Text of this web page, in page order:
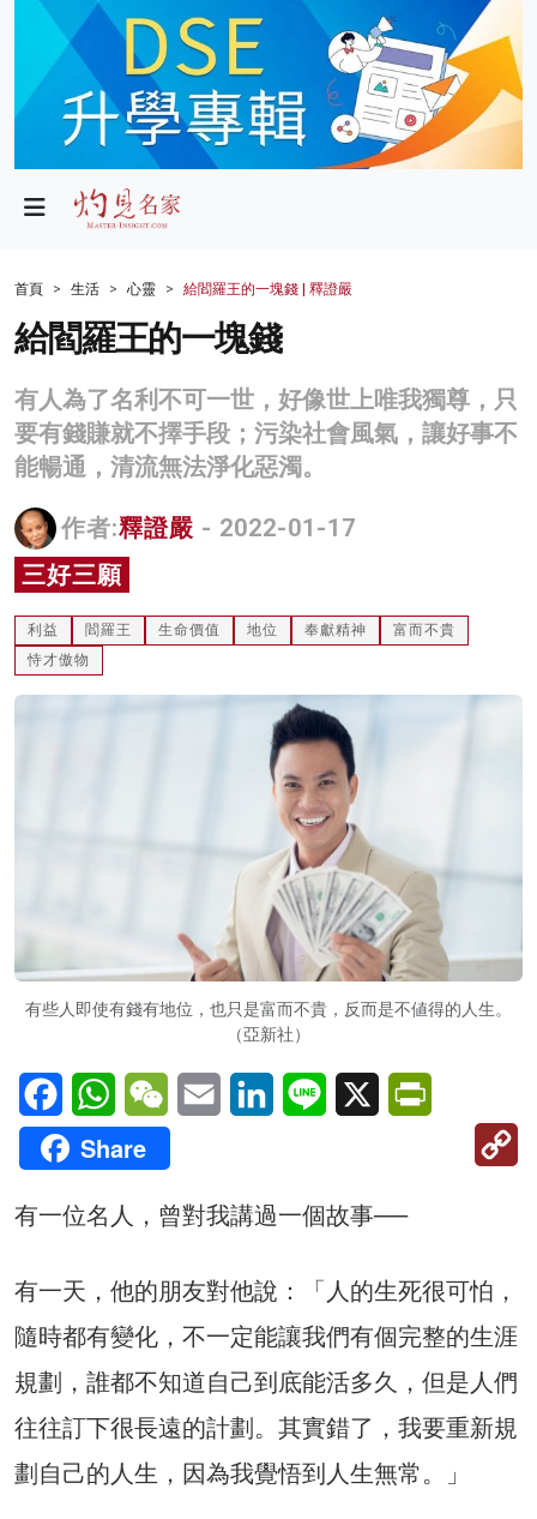
政局
財經
生活
商業
科技
影片
名家榜
灼見活動
關於我們
首頁 生活 心靈 給閻羅王的一塊錢 | 釋證嚴
給閻羅王的一塊錢
有人為了名利不可一世，好像世上唯我獨尊，只
要有錢賺就不擇手段；污染社會風氣，讓好事不
能暢通，清流無法淨化惡濁。
作者:釋證嚴 - 2022-01-17
三好三願
利益 閻羅王 生命價值 地位 奉獻精神
富而不貴
恃才傲物
有些人即使有錢有地位，也只是富而不貴，反而是不値得的人生。
（亞新社）
FacebookWhatsAppWeChatEmail LinkedInLine X
Share
有一位名人，曾對我講過一個故事──
有一天，他的朋友對他說：「人的生死很可怕，
隨時都有變化，不一定能讓我們有個完整的生涯
規劃，誰都不知道自己到底能活多久，但是人們
往往訂下很長遠的計劃。其實錯了，我要重新規
劃自己的人生，因為我覺悟到人生無常。」